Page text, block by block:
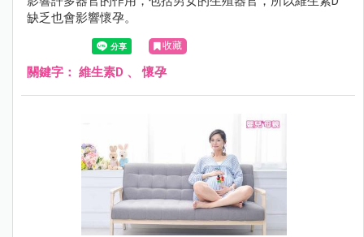
缺乏也會影響懷孕。
收藏
關鍵字： 維生素D 、懷孕